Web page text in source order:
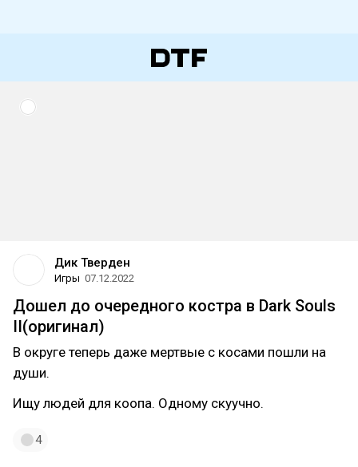
Дик Тверден
Игры 07.12.2022
Дошел до очередного костра в Dark Souls
II(оригинал)
В округе теперь даже мертвые с косами пошли на
души.
Ищу людей для коопа. Одному скуучно.
4